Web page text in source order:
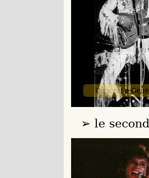
Concert à
le